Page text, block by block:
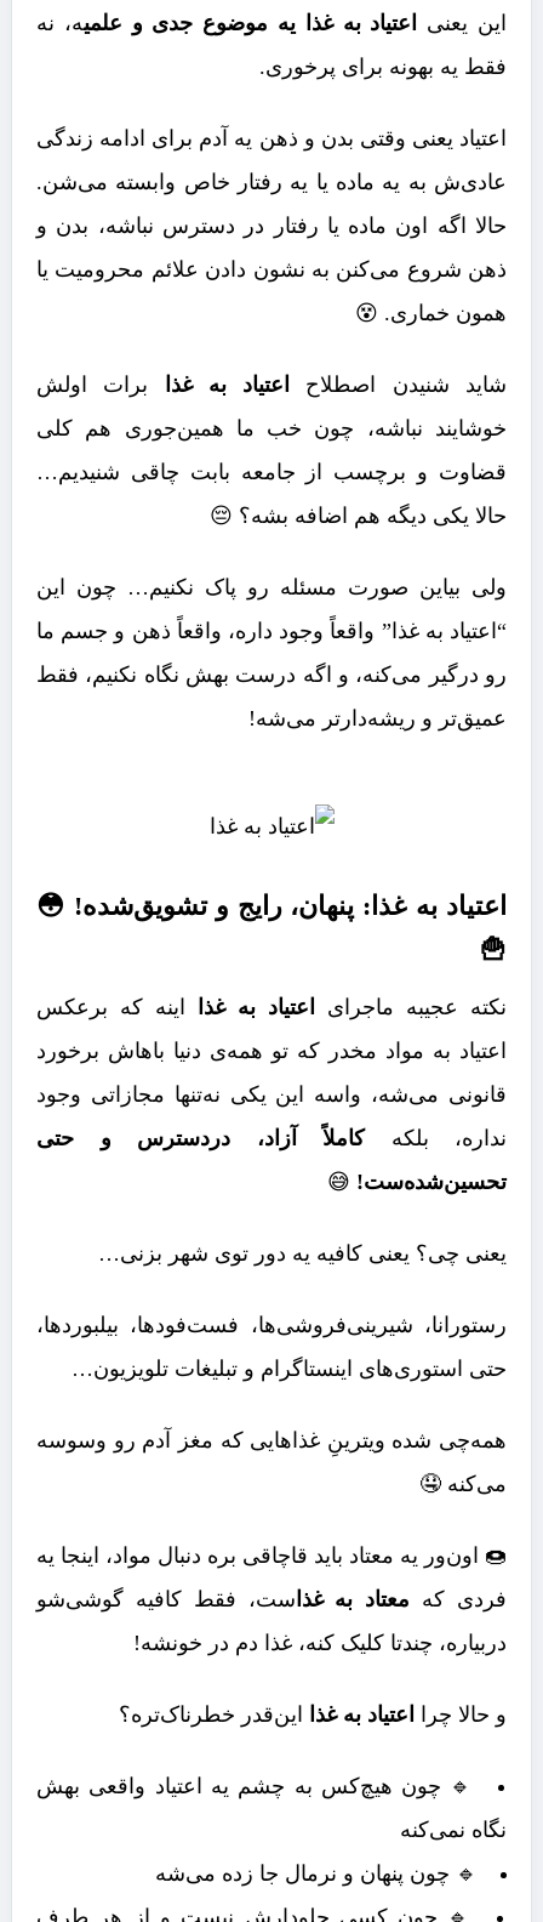
این یعنی اعتیاد به غذا یه موضوع جدی و علمیه، نه
فقط یه بهونه برای پرخوری.
اعتیاد یعنی وقتی بدن و ذهن یه آدم برای ادامه زندگی
عادی‌ش به یه ماده یا یه رفتار خاص وابسته می‌شن.
حالا اگه اون ماده یا رفتار در دسترس نباشه، بدن و
ذهن شروع می‌کنن به نشون دادن علائم محرومیت یا
همون خماری. 😵
شاید شنیدن اصطلاح اعتیاد به غذا
برات اولش
خوشایند نباشه، چون خب ما همین‌جوری هم کلی
قضاوت و برچسب از جامعه بابت چاقی شنیدیم…
حالا یکی دیگه هم اضافه بشه؟ 😔
ولی بیاین صورت مسئله رو پاک نکنیم… چون این
“اعتیاد به غذا” واقعاً وجود داره، واقعاً ذهن و جسم ما
رو درگیر می‌کنه، و اگه درست بهش نگاه نکنیم، فقط
عمیق‌تر و ریشه‌دارتر می‌شه!
اعتیاد به غذا: پنهان، رایج و تشویق‌شده! 😳
🍟
نکته عجیبه ماجرای اعتیاد به غذا
اینه که برعکس
اعتیاد به مواد مخدر که تو همه‌ی دنیا باهاش برخورد
قانونی می‌شه، واسه این یکی نه‌تنها مجازاتی وجود
نداره، بلکهکاملاً آزاد، دردسترس و حتی
تحسین‌شده‌ست! 😅
یعنی چی؟ یعنی کافیه یه دور توی شهر بزنی…
رستورانا، شیرینی‌فروشی‌ها، فست‌فودها، بیلبوردها،
حتی استوری‌های اینستاگرام و تبلیغات تلویزیون…
همه‌چی شده ویترینِ غذاهایی که مغز آدم رو وسوسه
می‌کنه 🤤
🍩 اون‌ور یه معتاد باید قاچاقی بره دنبال مواد، اینجا یه
فردی که معتاد به غذا ست، فقط کافیه گوشی‌شو
دربیاره، چندتا کلیک کنه، غذا دم در خونشه!
و حالا چرا اعتیاد به غذا این‌قدر خطرناک‌تره؟
🔹 چون هیچ‌کس به چشم یه اعتیاد واقعی بهش
نگاه نمی‌کنه
🔹 چون پنهان و نرمال جا زده می‌شه
🔹 چون کسی جلودارش نیست و از هر طرف